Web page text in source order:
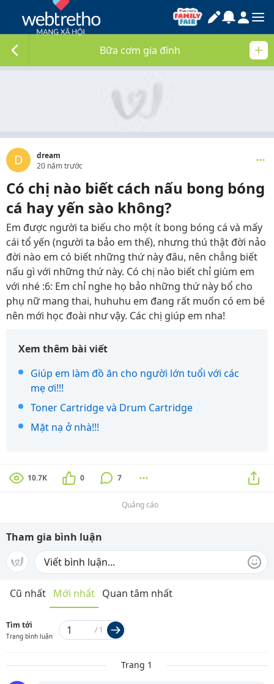
Bữa cơm gia đình
D
dream
20 năm trước
Có chị nào biết cách nấu bong bóng
cá hay yến sào không?
Em được người ta biếu cho một ít bong bóng cá và mấy
cái tổ yến (người ta bảo em thế), nhưng thú thật đời nảo
đời nào em có biết những thứ này đâu, nên chẳng biết
nấu gì với những thứ này. Có chị nào biết chỉ giùm em
với nhé :6: Em chỉ nghe họ bảo những thứ này bổ cho
phụ nữ mang thai, huhuhu em đang rất muốn có em bé
nên mới học đoài như vậy. Các chị giúp em nha!
Xem thêm bài viết
Giúp em làm đồ ăn cho người lớn tuổi với các
mẹ ơi!!!
Toner Cartridge và Drum Cartridge
Mặt nạ ở nhà!!!
10.7K 0 7
Quảng cáo
Tham gia bình luận
Cũ nhất Mới nhất Quan tâm nhất
Tìm tới
Trang bình luận
/ 1
Trang 1